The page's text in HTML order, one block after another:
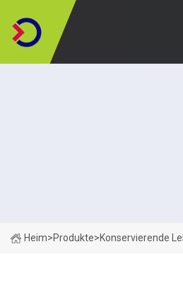
Heim>Produkte>Konservierende